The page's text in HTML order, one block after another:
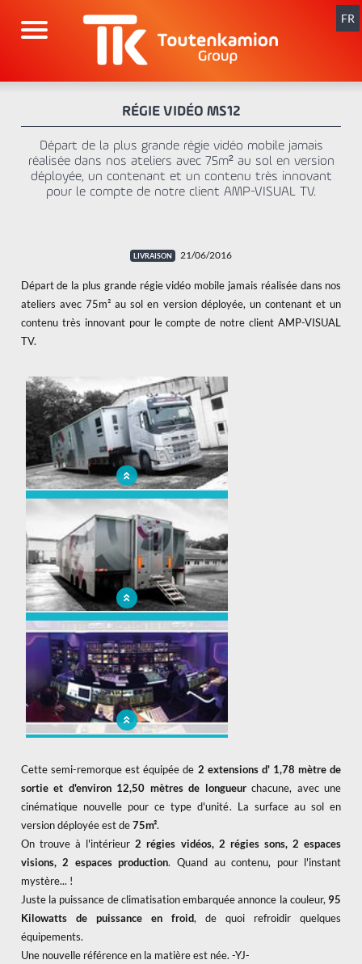
contenu
FR
RÉGIE VIDÉO MS12
Départ de la plus grande régie vidéo mobile jamais
réalisée dans nos ateliers avec 75m² au sol en version
déployée, un contenant et un contenu très innovant
pour le compte de notre client AMP-VISUAL TV.
21/06/2016
Départ de la plus grande régie vidéo mobile jamais réalisée dans nos
ateliers avec 75m² au sol en version déployée, un contenant et un
contenu très innovant pour le compte de notre client AMP-VISUAL
TV.
AMP VISUAL TV a une nouvelle fois fait
confiance à Toutenkamion
AMP VISUAL TV a une nouvelle fois fait
confiance à Toutenkamion
Cette semi-remorque est équipée de 2 extensions d' 1,78 mètre de
sortie et d'environ 12,50 mètres de longueurchacune, avec une
cinématique nouvelle pour ce type d'unité. La surface au sol en
version déployée est de75m².
On trouve à l'intérieur2 régies vidéos, 2 régies sons, 2 espaces
visions, 2 espaces production. Quand au contenu, pour l'instant
mystère... !
Juste la puissance de climatisation embarquée annonce la couleur, 95
Kilowatts de puissance en froid, de quoi refroidir quelques
équipements.
Une nouvelle référence en la matière est née. -YJ-